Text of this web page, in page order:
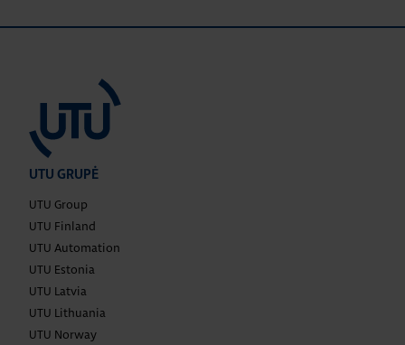
UTU GRUPĖ
UTU Group
UTU Finland
UTU Automation
UTU Estonia
UTU Latvia
UTU Lithuania
UTU Norway